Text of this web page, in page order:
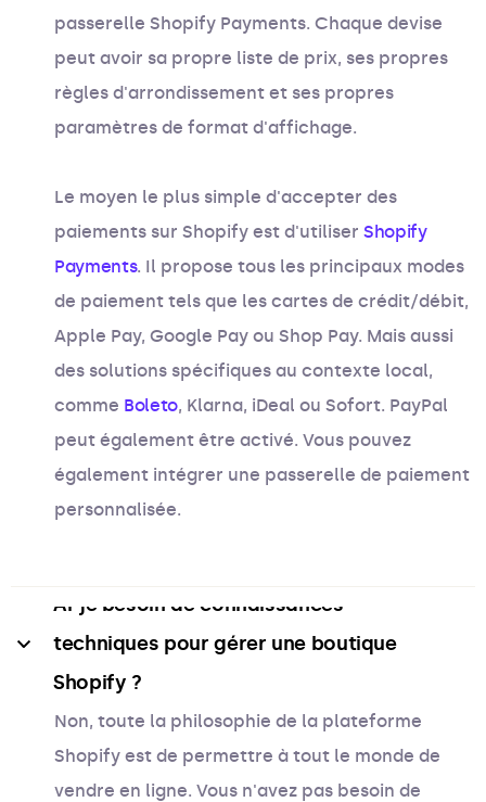
passerelle Shopify Payments. Chaque devise
peut avoir sa propre liste de prix, ses propres
règles d'arrondissement et ses propres
paramètres de format d'affichage.
Le moyen le plus simple d'accepter des
paiements sur Shopify est d'utiliser Shopify
Payments. Il propose tous les principaux modes
de paiement tels que les cartes de crédit/débit,
Apple Pay, Google Pay ou Shop Pay. Mais aussi
des solutions spécifiques au contexte local,
comme Boleto, Klarna, iDeal ou Sofort. PayPal
peut également être activé. Vous pouvez
également intégrer une passerelle de paiement
personnalisée.
Ai-je besoin de connaissances
techniques pour gérer une boutique
Shopify ?
Non, toute la philosophie de la plateforme
Shopify est de permettre à tout le monde de
vendre en ligne. Vous n'avez pas besoin de